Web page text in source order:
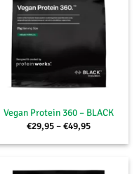
Vegan Protein 360 – BLACK
€29,95–€49,95
bis